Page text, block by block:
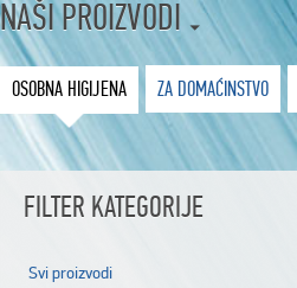
NAŠI PROIZVODI
OSOBNA HIGIJENA ZA DOMAĆINSTVO
FILTER KATEGORIJE
Svi proizvodi